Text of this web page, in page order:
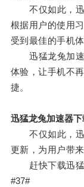
不仅如此，迅
根据用户的使用
受到最佳的手机体
迅猛龙兔加速
体验，让手机不
捷。
迅猛龙兔加速器下
不仅如此，迅
更新，为用户带
赶快下载迅猛
#37#